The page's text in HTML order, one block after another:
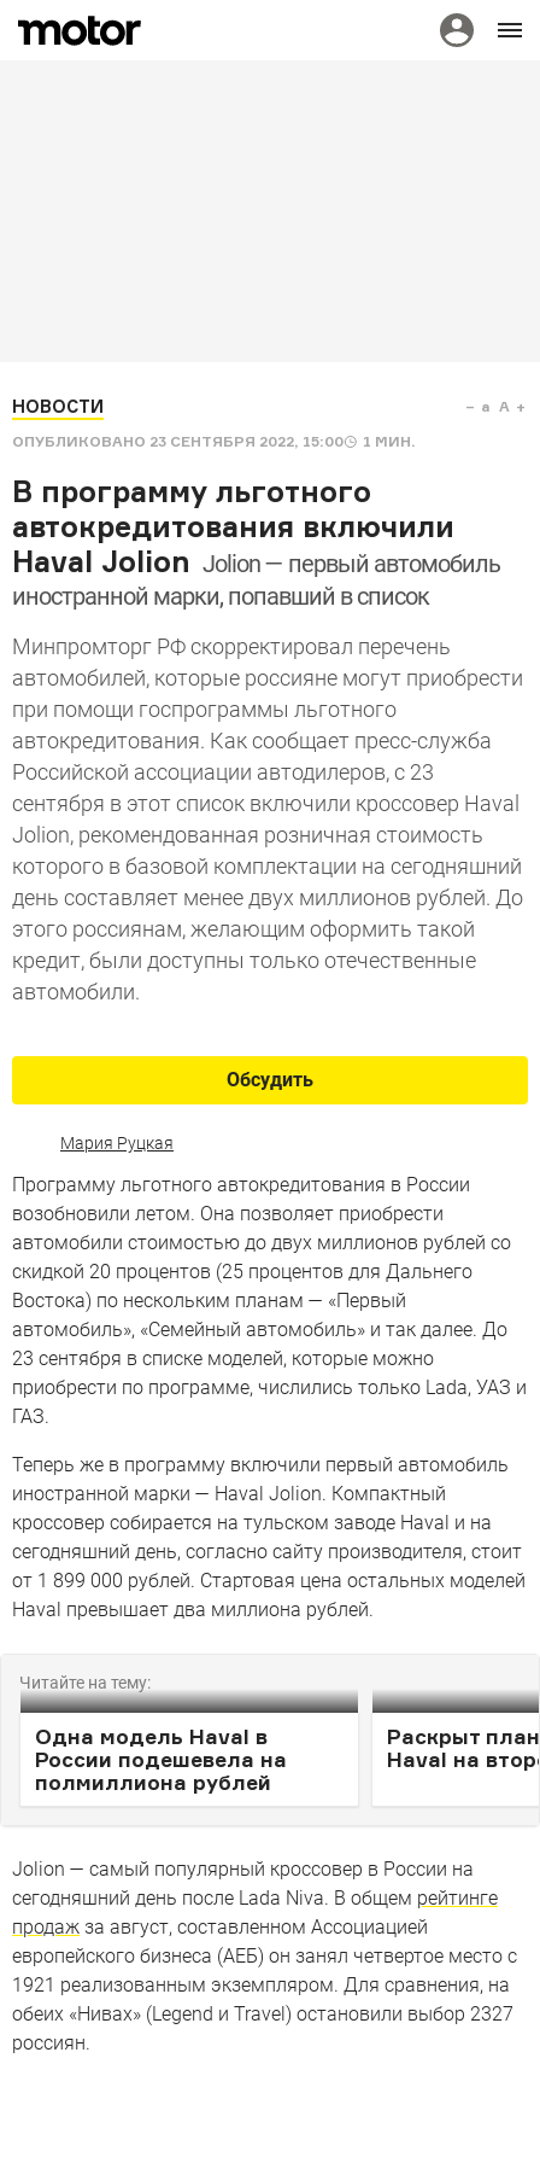
НОВОСТИ
ОПУБЛИКОВАНО 23 СЕНТЯБРЯ 2022, 15:00 1 МИН.
a A
В программу льготного
автокредитования включили
Haval Jolion Jolion — первый автомобиль
иностранной марки, попавший в список
Минпромторг РФ скорректировал перечень
автомобилей, которые россияне могут приобрести
при помощи госпрограммы льготного
автокредитования. Как сообщает пресс-служба
Российской ассоциации автодилеров, с 23
сентября в этот список включили кроссовер Haval
Jolion, рекомендованная розничная стоимость
которого в базовой комплектации на сегодняшний
день составляет менее двух миллионов рублей. До
этого россиянам, желающим оформить такой
кредит, были доступны только отечественные
автомобили.
Обсудить
Мария Руцкая
Программу льготного автокредитования в России
возобновили летом. Она позволяет приобрести
автомобили стоимостью до двух миллионов рублей со
скидкой 20 процентов (25 процентов для Дальнего
Востока) по нескольким планам — «Первый
автомобиль», «Семейный автомобиль» и так далее. До
23 сентября в списке моделей, которые можно
приобрести по программе, числились только Lada, УАЗ и
ГАЗ.
Теперь же в программу включили первый автомобиль
иностранной марки — Haval Jolion. Компактный
кроссовер собирается на тульском заводе Haval и на
сегодняшний день, согласно сайту производителя, стоит
от 1 899 000 рублей. Стартовая цена остальных моделей
Haval превышает два миллиона рублей.
Читайте на тему:
Одна модель Haval в
России подешевела на
полмиллиона рублей
Раскрыт
Haval на
Jolion — самый популярный кроссовер в России на
сегодняшний день после Lada Niva. В общем рейтинге
продаж за август, составленном Ассоциацией
европейского бизнеса (АЕБ) он занял четвертое место с
1921 реализованным экземпляром. Для сравнения, на
обеих «Нивах» (Legend и Travel) остановили выбор 2327
россиян.